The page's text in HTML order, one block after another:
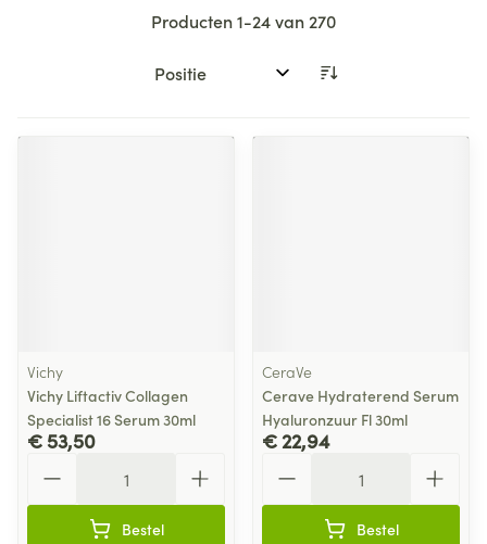
Producten1-24van 270
Sorteer op:
Vichy
Vichy Liftactiv Collagen
Specialist 16 Serum 30ml
€ 53,50
Bestel
CeraVe
Cerave Hydraterend Serum
Hyaluronzuur Fl 30ml
€ 22,94
Bestel